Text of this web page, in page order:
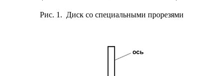
Рис. 1. Диск со специальными прорезями